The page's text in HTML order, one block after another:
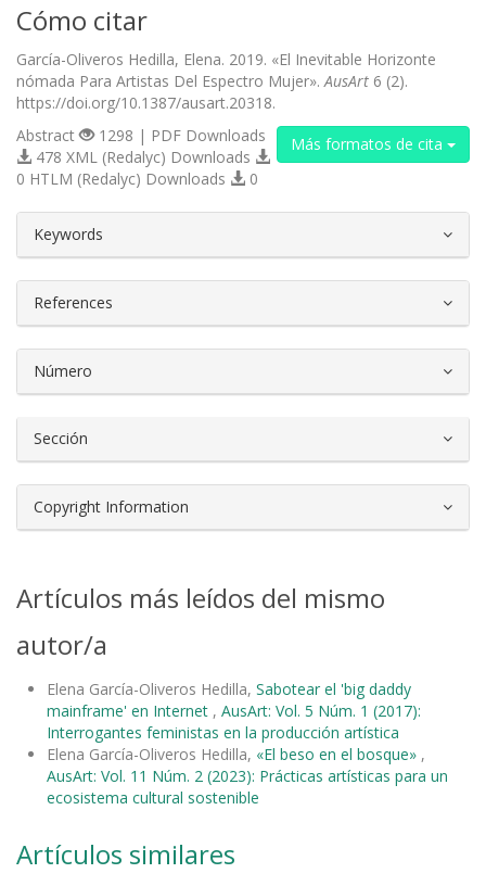
Cómo citar
García-Oliveros Hedilla, Elena. 2019. «El Inevitable Horizonte
nómada Para Artistas Del Espectro Mujer». AusArt 6 (2).
https://doi.org/10.1387/ausart.20318.
Más formatos de cita
Abstract
1298 | PDF Downloads
478 XML (Redalyc) Downloads
0 HTLM (Redalyc) Downloads
0
Keywords
References
Número
Sección
Copyright Information
Artículos más leídos del mismo
autor/a
Elena García-Oliveros Hedilla, Sabotear el 'big daddy
mainframe' en Internet , AusArt: Vol. 5 Núm. 1 (2017):
Interrogantes feministas en la producción artística
Elena García-Oliveros Hedilla, «El beso en el bosque» ,
AusArt: Vol. 11 Núm. 2 (2023): Prácticas artísticas para un
ecosistema cultural sostenible
Artículos similares